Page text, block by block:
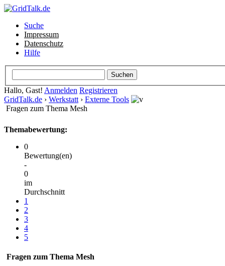
Suche
Impressum
Datenschutz
Hilfe
Hallo, Gast! Anmelden Registrieren
GridTalk.de › Werkstatt › Externe Tools
Fragen zum Thema Mesh
Themabewertung:
0
Bewertung(en)
-
0
im
Durchschnitt
1
2
3
4
5
Fragen zum Thema Mesh